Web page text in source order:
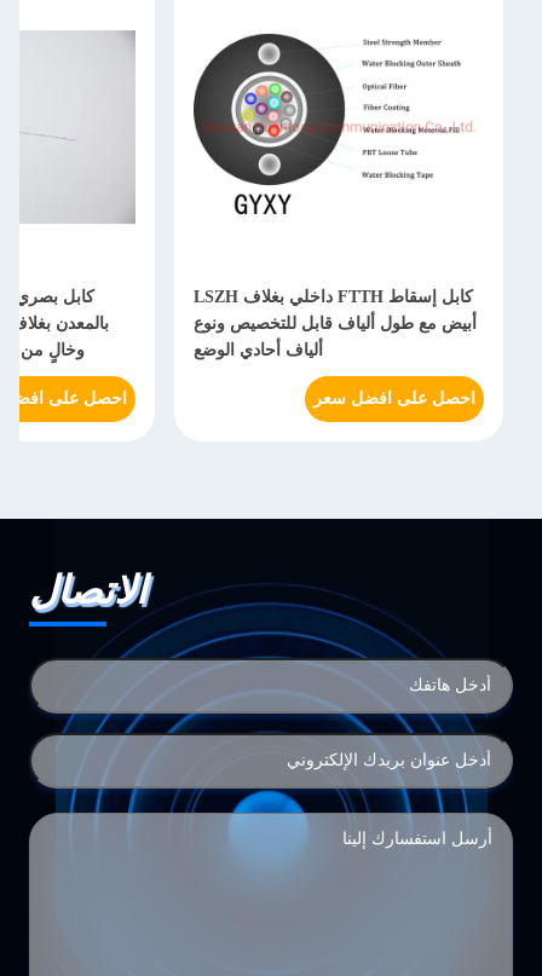
كابل إسقاط FTTH داخلي بغلاف LSZH
ألياف قابل للتخصيص ونوع
افضل سعر
كابل بصري على شكل فراشة
بالمعدن بغلاف خارجي منخفض
وخالٍ من الهالوجين وألياف
للانحناء لأسلاك نظام FTTX
احصل على افضل سعر
الاتصال